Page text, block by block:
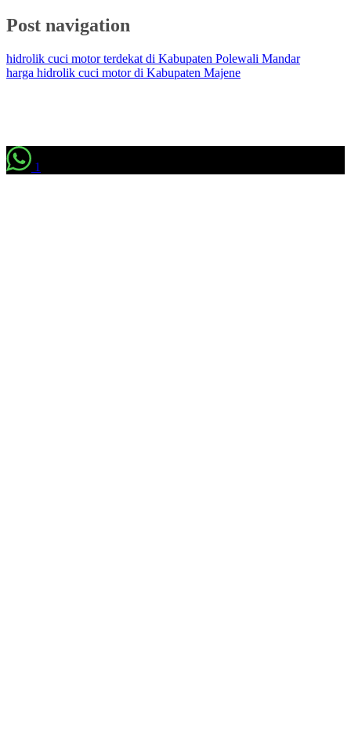
Post navigation
hidrolik cuci motor terdekat di Kabupaten Polewali Mandar
harga hidrolik cuci motor di Kabupaten Majene
1